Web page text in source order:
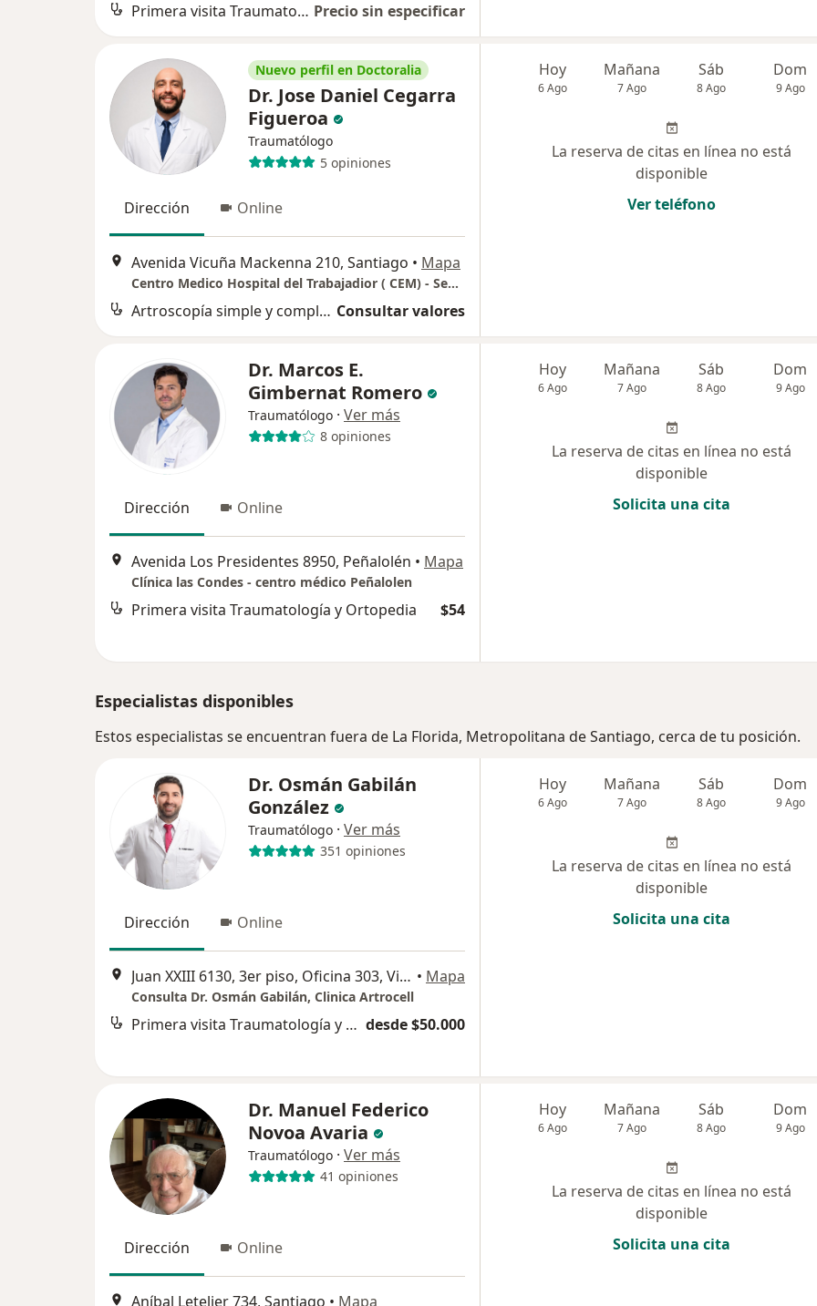
Primera visita Traumatología y Ortopedia Precio sin especificar
Nuevo perfil en Doctoralia
Dr. Jose Daniel Cegarra
Figueroa
Traumatólogo
5 opiniones
Dirección Online
Avenida Vicuña Mackenna 210, Santiago • Mapa
Centro Medico Hospital del Trabajadior ( CEM) - Sede Providencia
Artroscopía simple y compleja Consultar valores
Hoy
6 Ago
Mañana
7 Ago
Sáb
8 Ago
Dom
9 Ago
La reserva de citas en línea no está
disponible
Ver teléfono
Dr. Marcos E.
Gimbernat Romero
Traumatólogo · Ver más
8 opiniones
Dirección Online
Avenida Los Presidentes 8950, Peñalolén • Mapa
Clínica las Condes - centro médico Peñalolen
Primera visita Traumatología y Ortopedia $54
Hoy
6 Ago
Mañana
7 Ago
Sáb
8 Ago
Dom
9 Ago
La reserva de citas en línea no está
disponible
Solicita una cita
Especialistas disponibles
Estos especialistas se encuentran fuera de La Florida, Metropolitana de Santiago, cerca de tu posición.
Dr. Osmán Gabilán
González
Traumatólogo · Ver más
351 opiniones
Dirección Online
Juan XXIII 6130, 3er piso, Oficina 303, Vitacura • Mapa
Consulta Dr. Osmán Gabilán, Clinica Artrocell
Primera visita Traumatología y Ortopedia desde $50.000
Hoy
6 Ago
Mañana
7 Ago
Sáb
8 Ago
Dom
9 Ago
La reserva de citas en línea no está
disponible
Solicita una cita
Dr. Manuel Federico
Novoa Avaria
Traumatólogo · Ver más
41 opiniones
Dirección Online
Aníbal Letelier 734, Santiago • Mapa
Hoy
6 Ago
Mañana
7 Ago
Sáb
8 Ago
Dom
9 Ago
La reserva de citas en línea no está
disponible
Solicita una cita